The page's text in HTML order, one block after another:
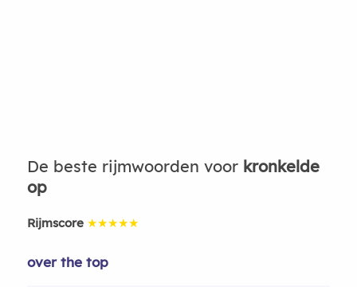
De beste rijmwoorden voor kronkelde
op
Rijmscore ★★★★★
over the top